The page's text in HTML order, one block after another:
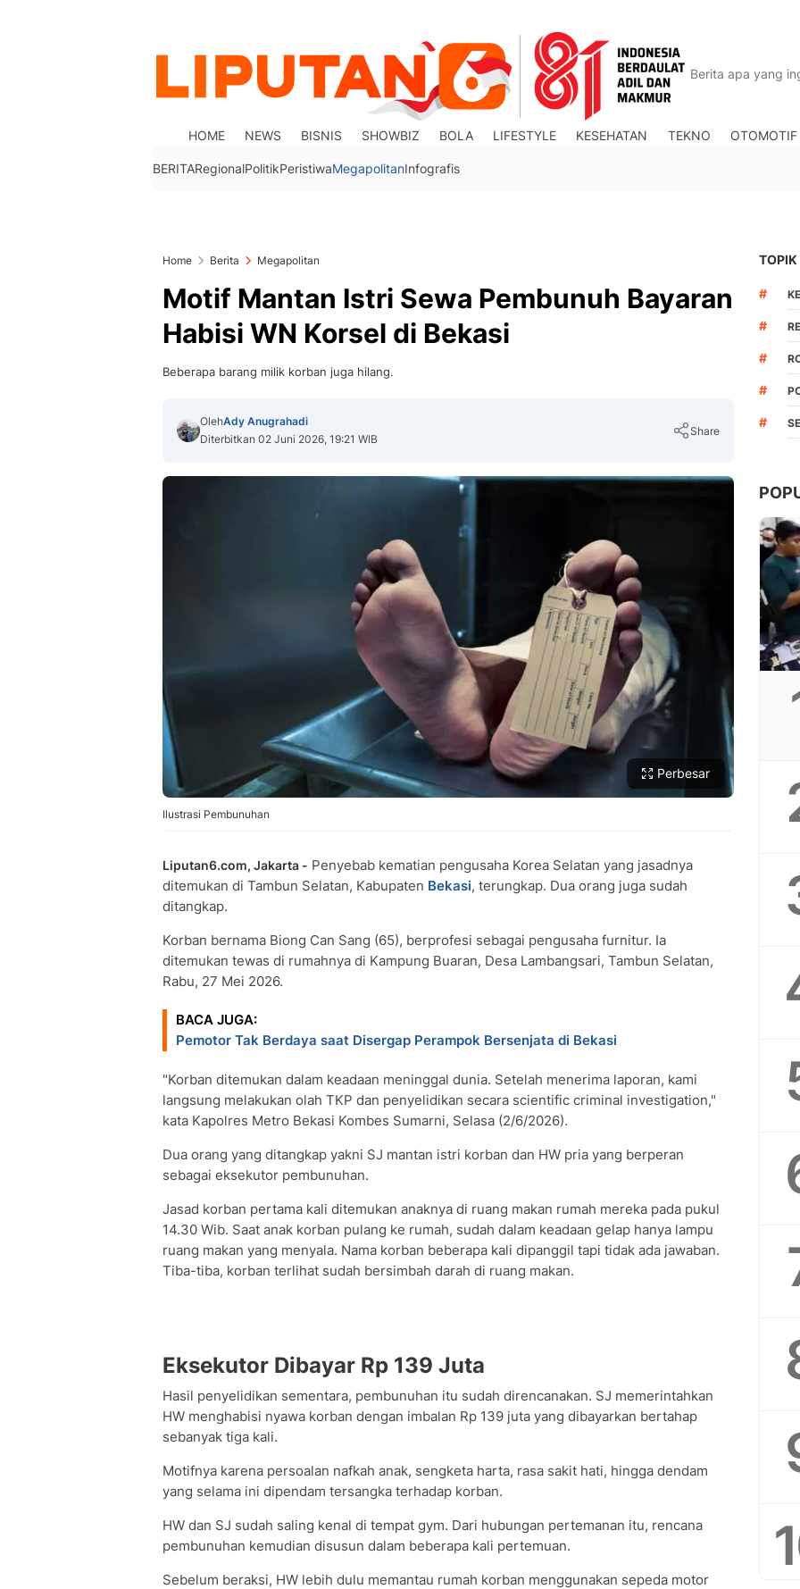
HOME NEWS BISNIS SHOWBIZ BOLA LIFESTYLE KESEHATAN TEKNO OTOMOTIF
BERITARegionalPolitikPeristiwaMegapolitanInfografis
Home Berita Megapolitan
Motif Mantan Istri Sewa Pembunuh Bayaran
Habisi WN Korsel di Bekasi
Beberapa barang milik korban juga hilang.
OlehAdy Anugrahadi
Diterbitkan 02 Juni 2026, 19:21 WIB
Share
Perbesar
Ilustrasi Pembunuhan
Liputan6.com, Jakarta - Penyebab kematian pengusaha Korea Selatan yang jasadnya
ditemukan di Tambun Selatan, Kabupaten Bekasi, terungkap. Dua orang juga sudah
ditangkap.
Korban bernama Biong Can Sang (65), berprofesi sebagai pengusaha furnitur. Ia
ditemukan tewas di rumahnya di Kampung Buaran, Desa Lambangsari, Tambun Selatan,
Rabu, 27 Mei 2026.
BACA JUGA:
Pemotor Tak Berdaya saat Disergap Perampok Bersenjata di Bekasi
"Korban ditemukan dalam keadaan meninggal dunia. Setelah menerima laporan, kami
langsung melakukan olah TKP dan penyelidikan secara scientific criminal investigation,"
kata Kapolres Metro Bekasi Kombes Sumarni, Selasa (2/6/2026).
Dua orang yang ditangkap yakni SJ mantan istri korban dan HW pria yang berperan
sebagai eksekutor pembunuhan.
Jasad korban pertama kali ditemukan anaknya di ruang makan rumah mereka pada pukul
14.30 Wib. Saat anak korban pulang ke rumah, sudah dalam keadaan gelap hanya lampu
ruang makan yang menyala. Nama korban beberapa kali dipanggil tapi tidak ada jawaban.
Tiba-tiba, korban terlihat sudah bersimbah darah di ruang makan.
Eksekutor Dibayar Rp 139 Juta
Hasil penyelidikan sementara, pembunuhan itu sudah direncanakan. SJ memerintahkan
HW menghabisi nyawa korban dengan imbalan Rp 139 juta yang dibayarkan bertahap
sebanyak tiga kali.
Motifnya karena persoalan nafkah anak, sengketa harta, rasa sakit hati, hingga dendam
yang selama ini dipendam tersangka terhadap korban.
HW dan SJ sudah saling kenal di tempat gym. Dari hubungan pertemanan itu, rencana
pembunuhan kemudian disusun dalam beberapa kali pertemuan.
Sebelum beraksi, HW lebih dulu memantau rumah korban menggunakan sepeda motor
TOPIK
#
#
#
#
#